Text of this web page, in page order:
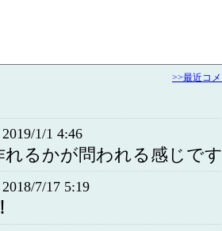
>>最近コ
2019/1/1 4:46
れるかが問われる感じで
2018/7/17 5:19